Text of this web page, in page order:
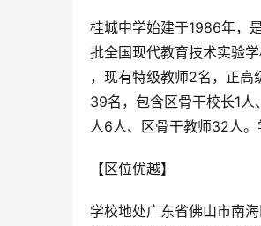
桂城中学始建于1986年，
批全国现代教育技术实验
，现有特级教师2名，正
39名，包含区骨干校长1
人6人、区骨干教师32人
【区位优越】
学校地处广东省佛山市南